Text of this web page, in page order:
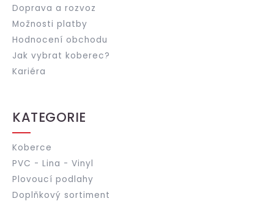
Doprava a rozvoz
Možnosti platby
Hodnocení obchodu
Jak vybrat koberec?
Kariéra
KATEGORIE
Koberce
PVC - Lina - Vinyl
Plovoucí podlahy
Doplňkový sortiment